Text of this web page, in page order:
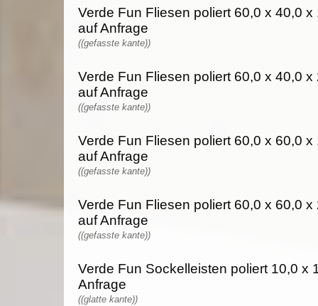
Verde Fun Fliesen poliert 60,0 x 40,0 x
auf Anfrage
((gefasste kante))
Verde Fun Fliesen poliert 60,0 x 40,0 x
auf Anfrage
((gefasste kante))
Verde Fun Fliesen poliert 60,0 x 60,0 x
auf Anfrage
((gefasste kante))
Verde Fun Fliesen poliert 60,0 x 60,0 x
auf Anfrage
((gefasste kante))
Verde Fun Sockelleisten poliert 10,0 x
Anfrage
((glatte kante))